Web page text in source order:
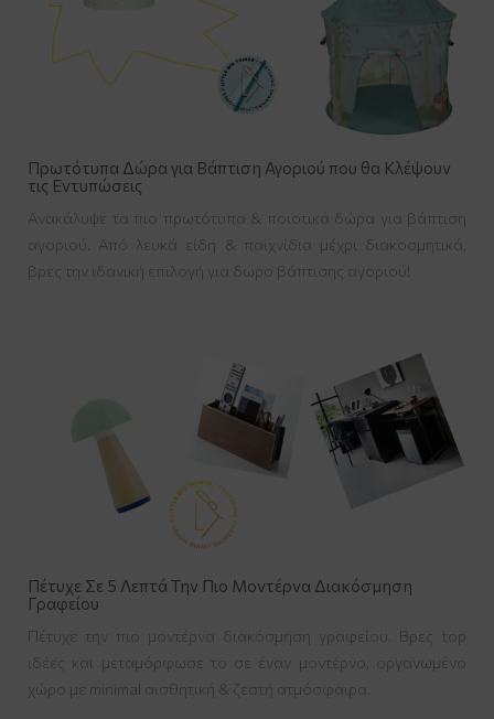
Πρωτότυπα Δώρα για Βάπτιση Αγοριού που θα Κλέψουν
τις Εντυπώσεις
Ανακάλυψε τα πιο πρωτότυπα & ποιοτικά δώρα για βάπτιση
αγοριού. Από λευκά είδη & παιχνίδια μέχρι διακοσμητικά,
βρες την ιδανική επιλογή για δώρο βάπτισης αγοριού!
Πέτυχε Σε 5 Λεπτά Την Πιο Μοντέρνα Διακόσμηση
Γραφείου
Πέτυχε την πιο μοντέρνα διακόσμηση γραφείου. Βρες top
ιδέες και μεταμόρφωσε το σε έναν μοντέρνο, οργανωμένο
χώρο με minimal αισθητική & ζεστή ατμόσφαιρα.